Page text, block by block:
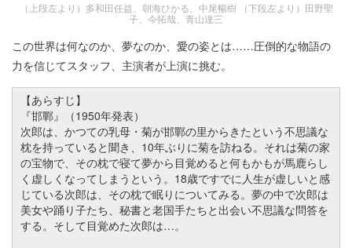
（上段左より）多和田任益、朝海ひかる、中尾暢樹 （下段左より）田野聖
子、今拓哉、青山達三
この世界は何なのか、夢なのか、愛の姿とは……圧倒的な物語の
力を信じてスタッフ、主演者が上演に挑む。
【あらすじ】
『邯鄲』（1950年発表）
次郎は、かつての乳母・菊が邯鄲の里からきたという不思議な
枕を持っていると聞き、10年ぶりに菊を訪ねる。それは菊の家
の宝物で、その枕で寝て夢から目覚めると何もかもが馬鹿らし
く虚しくなってしまうという。18歳ですでに人生が虚しいと感
じている次郎は、その枕で眠りについてみる。夢の中で次郎は
美女や踊り子たち、秘書と老国手たちと出会い不思議な問答を
する。そして目覚めた次郎は…。